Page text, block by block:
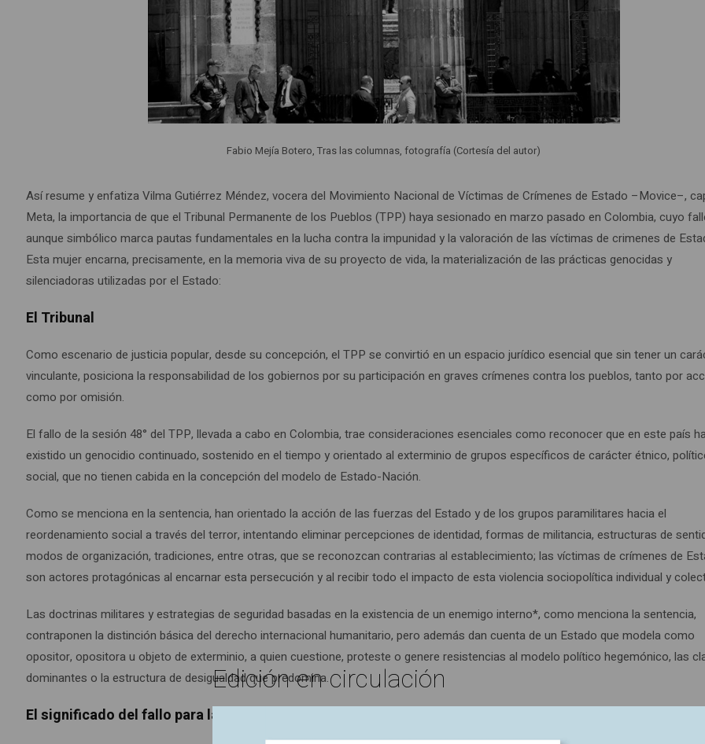
Fabio Mejía Botero, Tras las columnas, fotografía (Cortesía del autor)
Así resume y enfatiza Vilma Gutiérrez Méndez, vocera del Movimiento Nacional de Víctimas de Crímenes de Estado –Movice–,
Meta, la importancia de que el Tribunal Permanente de los Pueblos (TPP) haya sesionado en marzo pasado en Colombia, cuyo
aunque simbólico marca pautas fundamentales en la lucha contra la impunidad y la valoración de las víctimas de crimenes de
Esta mujer encarna, precisamente, en la memoria viva de su proyecto de vida, la materialización de las prácticas genocidas y
silenciadoras utilizadas por el Estado:
El Tribunal
Como escenario de justicia popular, desde su concepción, el TPP se convirtió en un espacio jurídico esencial que sin tener un
vinculante, posiciona la responsabilidad de los gobiernos por su participación en graves crímenes contra los pueblos, tanto por
como por omisión.
El fallo de la sesión 48° del TPP, llevada a cabo en Colombia, trae consideraciones esenciales como reconocer que en este país
existido un genocidio continuado, sostenido en el tiempo y orientado al exterminio de grupos específicos de carácter étnico,
social, que no tienen cabida en la concepción del modelo de Estado-Nación.
Como se menciona en la sentencia, han orientado la acción de las fuerzas del Estado y de los grupos paramilitares hacia el
reordenamiento social a través del terror, intentando eliminar percepciones de identidad, formas de militancia, estructuras de
modos de organización, tradiciones, entre otras, que se reconozcan contrarias al establecimiento; las víctimas de crímenes de
son actores protagónicas al encarnar esta persecución y al recibir todo el impacto de esta violencia sociopolítica individual y
Las doctrinas militares y estrategias de seguridad basadas en la existencia de un enemigo interno*, como menciona la sentencia,
contraponen la distinción básica del derecho internacional humanitario, pero además dan cuenta de un Estado que modela como
opositor, opositora u objeto de exterminio, a quien cuestione, proteste o genere resistencias al modelo político hegemónico, las
dominantes o la estructura de desigualdad que predomina.
El significado del fallo para las víctimas de crímenes de Estado
Edición en circulación